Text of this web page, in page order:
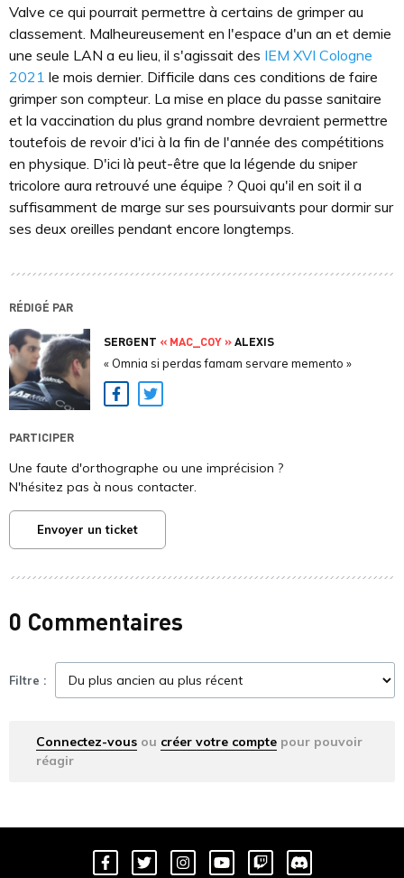
Valve ce qui pourrait permettre à certains de grimper au
classement. Malheureusement en l'espace d'un an et demie
une seule LAN a eu lieu, il s'agissait des IEM XVI Cologne
2021 le mois dernier. Difficile dans ces conditions de faire
grimper son compteur. La mise en place du passe sanitaire
et la vaccination du plus grand nombre devraient permettre
toutefois de revoir d'ici à la fin de l'année des compétitions
en physique. D'ici là peut-être que la légende du sniper
tricolore aura retrouvé une équipe ? Quoi qu'il en soit il a
suffisamment de marge sur ses poursuivants pour dormir sur
ses deux oreilles pendant encore longtemps.
RÉDIGÉ PAR
SERGENT « MAC_COY »ALEXIS
« Omnia si perdas famam servare memento »
Facebook
Twitter
PARTICIPER
Une faute d'orthographe ou une imprécision ?
N'hésitez pas à nous contacter.
Envoyer un ticket
0 Commentaires
Filtre :
Connectez-vous ou créer votre compte pour pouvoir
réagir